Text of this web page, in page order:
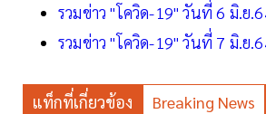
รวมข่าว "โควิด-19" วันที่ 6 มิ.ย
รวมข่าว "โควิด-19" วันที่ 7 มิ.ย
แท็กที่เกี่ยวข้อง Breaking News